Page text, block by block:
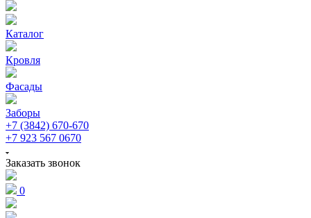
Каталог
Кровля
Фасады
Заборы
+7 (3842) 670-670
+7 923 567 0670
Заказать звонок
0